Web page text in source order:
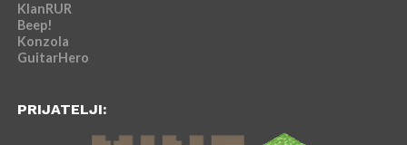
KlanRUR
Beep!
Konzola
GuitarHero
PRIJATELJI: